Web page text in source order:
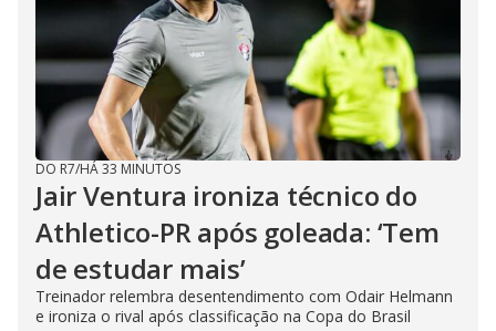
DO R7/HÁ 33 MINUTOS
Jair Ventura ironiza técnico do
Athletico-PR após goleada: ‘Tem
de estudar mais’
Treinador relembra desentendimento com Odair Helmann
e ironiza o rival após classificação na Copa do Brasil